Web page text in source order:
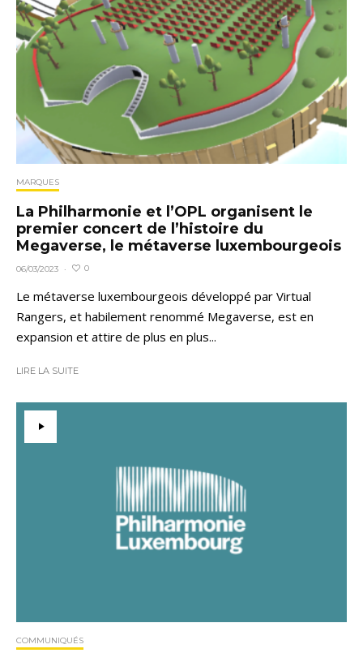
MARQUES
La Philharmonie et l’OPL organisent le
premier concert de l’histoire du
Megaverse, le métaverse luxembourgeois
06/03/2023 · 0
Le métaverse luxembourgeois développé par Virtual
Rangers, et habilement renommé Megaverse, est en
expansion et attire de plus en plus...
LIRE LA SUITE
COMMUNIQUÉS